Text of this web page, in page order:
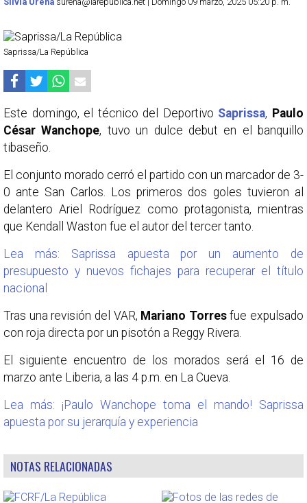
Saprissa/La República
Este domingo, el técnico del Deportivo Saprissa, Paulo
César Wanchope, tuvo un dulce debut en el banquillo
tibaseño.
El conjunto morado cerró el partido con un marcador de 3-
0 ante San Carlos. Los primeros dos goles tuvieron al
delantero Ariel Rodríguez como protagonista, mientras
que Kendall Waston fue el autor del tercer tanto.
Lea más: Saprissa apuesta por un aumento de
presupuesto y nuevos fichajes para recuperar el título
nacional
Tras una revisión del VAR, Mariano Torresfue expulsado
con roja directa por un pisotón a Reggy Rivera.
El siguiente encuentro de los morados será el 16 de
marzo ante Liberia, a las 4 p.m. en La Cueva.
Lea más: ¡Paulo Wanchope toma el mando! Saprissa
apuesta por su jerarquía y experiencia
NOTAS RELACIONADAS